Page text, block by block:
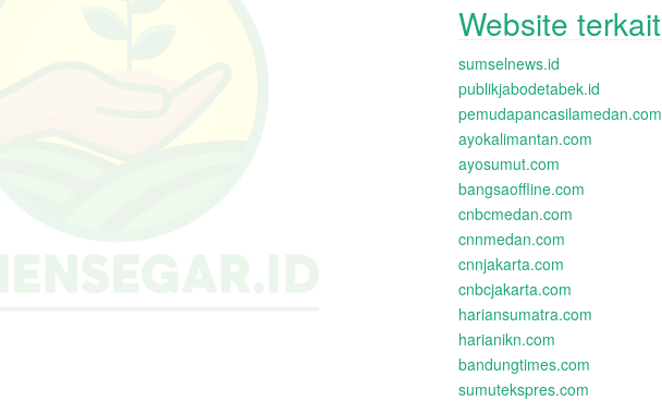
Website terkait
sumselnews.id
publikjabodetabek.id
pemudapancasilamedan.com
ayokalimantan.com
ayosumut.com
bangsaoffline.com
cnbcmedan.com
cnnmedan.com
cnnjakarta.com
cnbcjakarta.com
hariansumatra.com
harianikn.com
bandungtimes.com
sumutekspres.com